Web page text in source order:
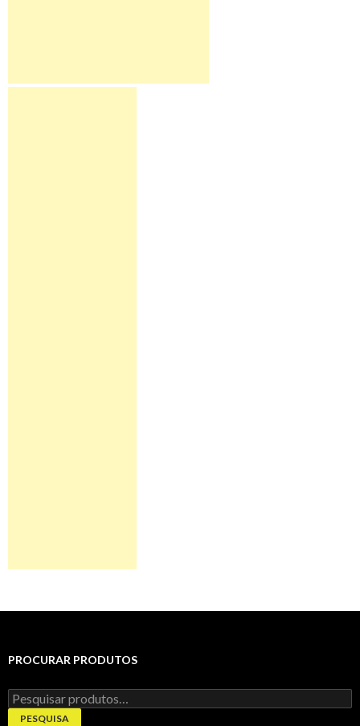
PROCURAR PRODUTOS
Pesquisar
por:
PESQUISA